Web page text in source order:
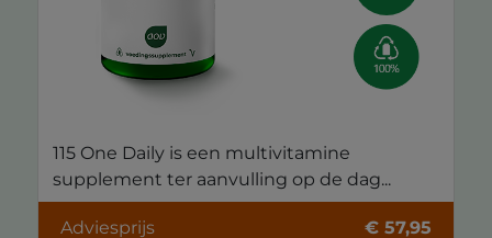
115 One Daily is een multivitamine
supplement ter aanvulling op de dag...
Adviesprijs € 57,95